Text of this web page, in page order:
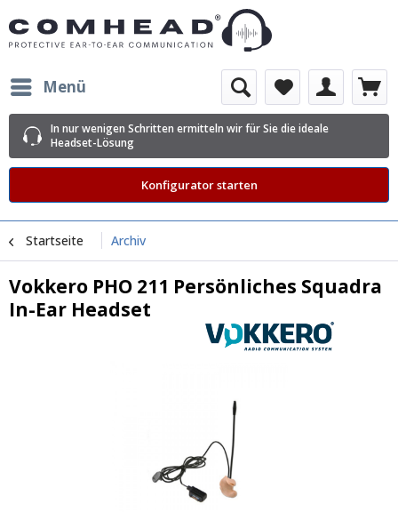
Menü
In nur wenigen Schritten ermitteln wir für Sie die ideale
Headset-Lösung
Konfigurator starten
Startseite Archiv
Vokkero PHO 211 Persönliches Squadra
In-Ear Headset